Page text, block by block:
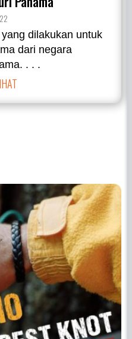
dilakukan untuk
dari negara
. . .